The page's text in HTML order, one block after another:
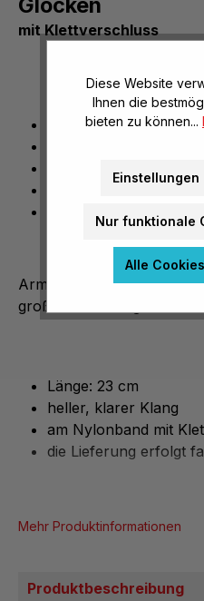
mit Klettverschluss
Länge: 23 cm
heller, klarer Klang
am Nylonband mit
die Lieferung erfolgt
Armglockenband für
großen Schlittenglocken.
Länge: 23 cm
heller, klarer Klang
am Nylonband mit
die Lieferung erfolgt
Mehr Produktinformationen
Produktbeschreibung
Diese Website
Ihnen die
bieten zu können...
Einstellungen
Nur funktionale
Alle